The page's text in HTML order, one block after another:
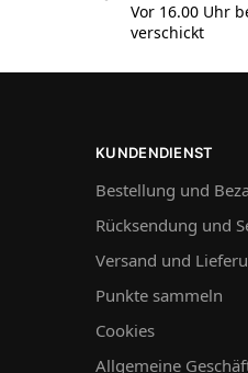
Vor 16.00 Uhr
verschickt
KUNDENDIENST
Bestellung und
Rücksendung und
Versand und
Punkte sammeln
Cookies
Allgemeine